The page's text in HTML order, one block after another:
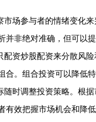
场参与者的情绪变化
非绝对准确，但可以提
资炒股配资来分散风
。组合投资可以降低
时调整投资策略。根
效把握市场机会和降低